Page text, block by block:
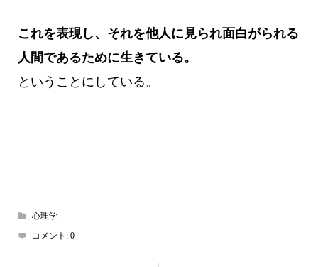
これを表現し、それを他人に見られ面白がられる
人間であるために生きている。
ということにしている。
心理学
コメント: 0